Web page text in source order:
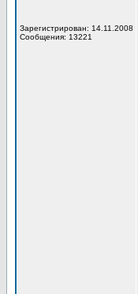
Зарегистрирован: 14.11.2008
Сообщения: 13221